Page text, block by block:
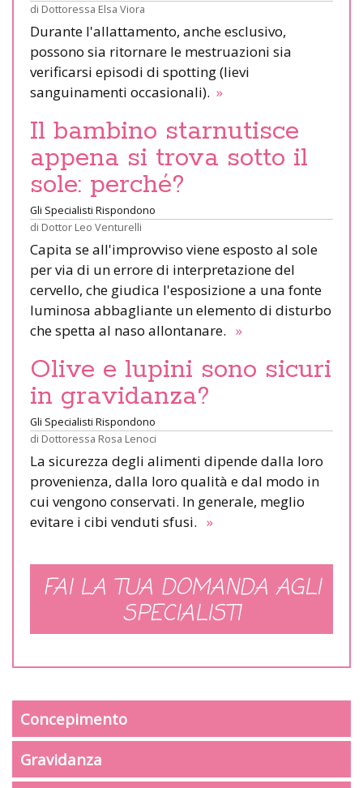
di Dottoressa Elsa Viora
Durante l'allattamento, anche esclusivo,
possono sia ritornare le mestruazioni sia
verificarsi episodi di spotting (lievi
sanguinamenti occasionali). »
Il bambino starnutisce
appena si trova sotto il
sole: perché?
Gli Specialisti Rispondono
di Dottor Leo Venturelli
Capita se all'improvviso viene esposto al sole
per via di un errore di interpretazione del
cervello, che giudica l'esposizione a una fonte
luminosa abbagliante un elemento di disturbo
che spetta al naso allontanare. »
Olive e lupini sono sicuri
in gravidanza?
Gli Specialisti Rispondono
di Dottoressa Rosa Lenoci
La sicurezza degli alimenti dipende dalla loro
provenienza, dalla loro qualità e dal modo in
cui vengono conservati. In generale, meglio
evitare i cibi venduti sfusi. »
FAI LA TUA DOMANDA AGLI
SPECIALISTI
Concepimento
Gravidanza